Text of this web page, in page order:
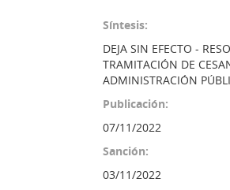
Síntesis:
DEJA SIN EFECTO -
TRAMITACIÓN DE
ADMINISTRACIÓN
Publicación:
07/11/2022
Sanción:
03/11/2022